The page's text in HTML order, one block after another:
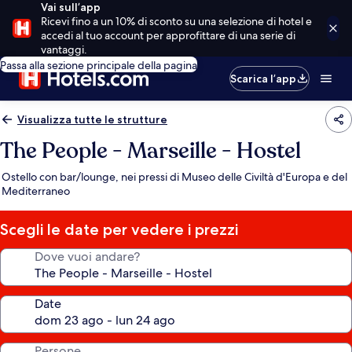
Vai sull’app
Ricevi fino a un 10% di sconto su una selezione di hotel e
accedi al tuo account per approfittare di una serie di
vantaggi.
Passa alla sezione principale della pagina
Scarica l’app
Visualizza tutte le strutture
The People - Marseille - Hostel
Ostello con bar/lounge, nei pressi di Museo delle Civiltà d'Europa e del
Mediterraneo
Scegli le date per vedere i prezzi
Dove vuoi andare?
Date